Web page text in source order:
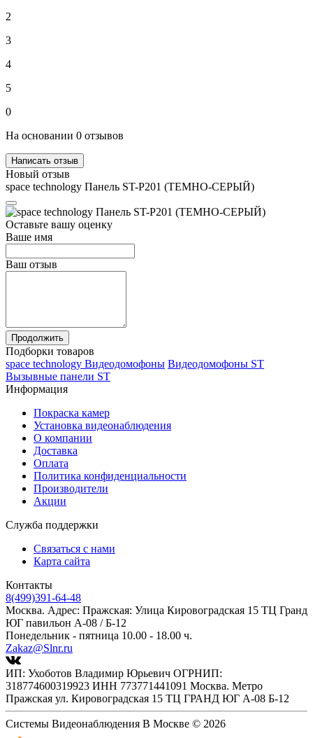
2
3
4
5
0
На основании 0 отзывов
Написать отзыв
Новый отзыв
space technology Панель ST-P201 (ТЕМНО-СЕРЫЙ)
Оставьте вашу оценку
Ваше имя
Ваш отзыв
Продолжить
Подборки товаров
space technology Видеодомофоны Видеодомофоны ST
Вызывные панели ST
Информация
Покраска камер
Установка видеонаблюдения
О компании
Доставка
Оплата
Политика конфиденциальности
Производители
Акции
Служба поддержки
Связаться с нами
Карта сайта
Контакты
8(499)391-64-48
Москва. Адрес: Пражская: Улица Кировоградская 15 ТЦ Гранд
ЮГ павильон А-08 / Б-12
Понедельник - пятница 10.00 - 18.00 ч.
Zakaz@Slnr.ru
ИП: Ухоботов Владимир Юрьевич ОГРНИП:
318774600319923 ИНН 773771441091 Москва. Метро
Пражская ул. Кировоградская 15 ТЦ ГРАНД ЮГ А-08 Б-12
Системы Видеонаблюдения В Москве © 2026